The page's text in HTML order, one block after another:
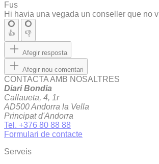
Fus
Hi havia una vegada un conseller que no
👍 👎
Afegir resposta
Afegir nou comentari
CONTACTA AMB NOSALTRES
Diari Bondia
Callaueta, 4, 1r
AD500 Andorra la Vella
Principat d'Andorra
Tel. +376 80 88 88
Formulari de contacte
Serveis